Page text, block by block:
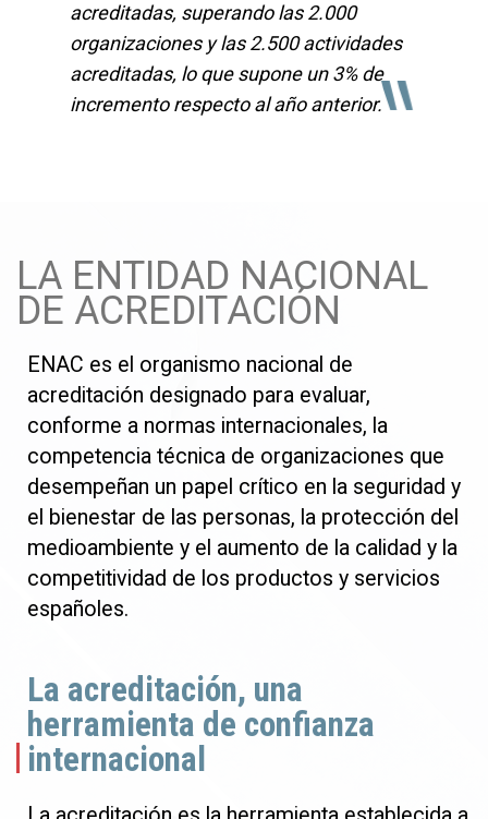
acreditadas, superando las 2.000
organizaciones y las 2.500 actividades
acreditadas, lo que supone un 3% de
incremento respecto al año anterior. "
LA ENTIDAD NACIONAL
DE ACREDITACIÓN
ENAC es el organismo nacional de
acreditación designado para evaluar,
conforme a normas internacionales, la
competencia técnica de organizaciones que
desempeñan un papel crítico en la seguridad y
el bienestar de las personas, la protección del
medioambiente y el aumento de la calidad y la
competitividad de los productos y servicios
españoles.
La acreditación, una
herramienta de confianza
internacional